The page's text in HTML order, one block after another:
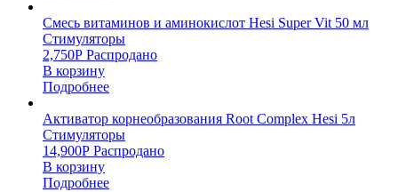
Смесь витаминов и аминокислот Hesi Super Vit 50 мл
Стимуляторы
2,750Р Распродано
В корзину
Подробнее
Активатор корнеобразования Root Complex Hesi 5л
Стимуляторы
14,900Р Распродано
В корзину
Подробнее